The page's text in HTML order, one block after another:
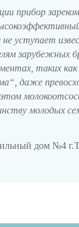
прибор
уступает
зарубежных
таких как
даже
молодых
дом №4